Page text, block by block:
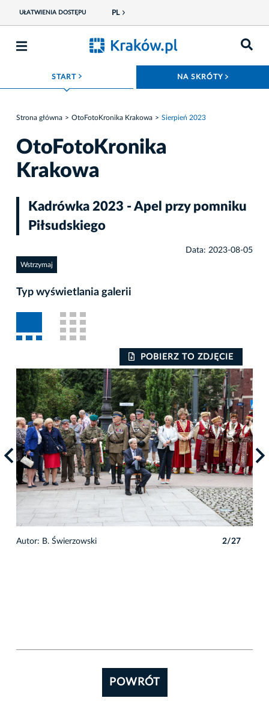
UŁATWIENIA DOSTĘPU PL
START ROZWIŃ MENU NA SKRÓTY
Strona główna OtoFotoKronika Krakowa Sierpień 2023
OtoFotoKronika
Krakowa
Kadrówka 2023 - Apel przy pomniku
Piłsudskiego
Data: 2023-08-05
Wstrzymaj
Typ wyświetlania galerii
POBIERZ TO ZDJĘCIE
Autor: B. Świerzowski 2/27
POWRÓT